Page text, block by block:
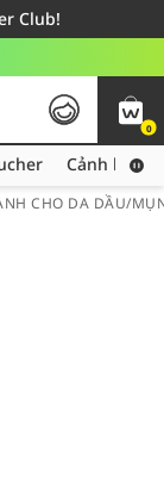
Club!
249,000Đ
Hồ Chí Minh
0
Cảnh báo
CHO DA DẦU/